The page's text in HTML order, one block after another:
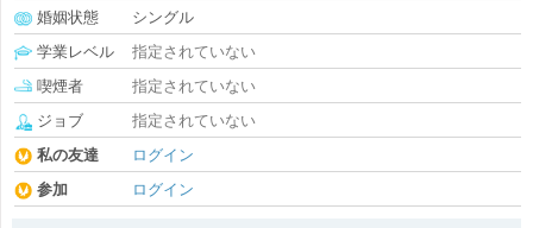
婚姻状態
シングル
学業レベル
指定されていない
喫煙者
指定されていない
ジョブ
指定されていない
私の友達
ログイン
参加
ログイン